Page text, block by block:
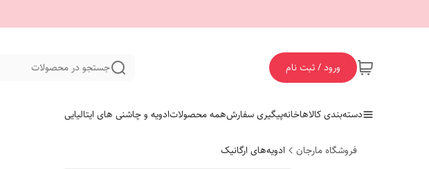
ورود / ثبت نام جستجو در محصولات
دسته‌بندی کالاهاخانهپیگیری سفارشهمه محصولاتادویه و چاشنی های ایتالیایی
فروشگاه مارجان ادویه‌های ارگانیک